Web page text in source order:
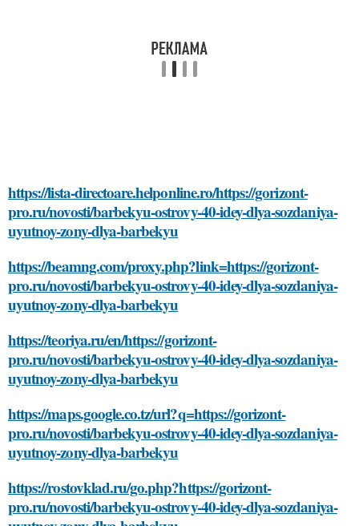
https://lista-directoare.helponline.ro/https://gorizont-
pro.ru/novosti/barbekyu-ostrovy-40-idey-dlya-sozdaniya-
uyutnoy-zony-dlya-barbekyu
https://beamng.com/proxy.php?link=https://gorizont-
pro.ru/novosti/barbekyu-ostrovy-40-idey-dlya-sozdaniya-
uyutnoy-zony-dlya-barbekyu
https://teoriya.ru/en/https://gorizont-
pro.ru/novosti/barbekyu-ostrovy-40-idey-dlya-sozdaniya-
uyutnoy-zony-dlya-barbekyu
https://maps.google.co.tz/url?q=https://gorizont-
pro.ru/novosti/barbekyu-ostrovy-40-idey-dlya-sozdaniya-
uyutnoy-zony-dlya-barbekyu
https://rostovklad.ru/go.php?https://gorizont-
pro.ru/novosti/barbekyu-ostrovy-40-idey-dlya-sozdaniya-